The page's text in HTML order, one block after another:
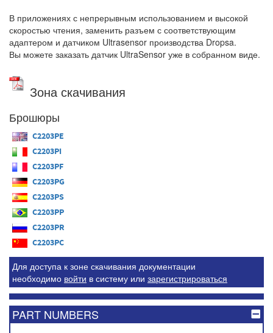
В приложениях с непрерывным использованием и высокой
скоростью чтения, заменить разъем с соответствующим
адаптером и датчиком Ultrasensor производства Dropsa.
Вы можете заказать датчик UltraSensor уже в собранном виде.
Зона скачивания
Брошюры
C2203PE
C2203PI
C2203PF
C2203PG
C2203PS
C2203PP
C2203PR
C2203PC
Для доступа к зоне скачивания документации
необходимо войти в систему или зарегистрироваться
PART NUMBERS